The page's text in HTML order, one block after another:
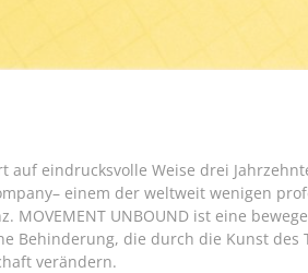
eindrucksvolle Weise drei
einem der weltweit wenigen
MOVEMENT UNBOUND ist eine
Behinderung, die durch die Kunst des
verändern.